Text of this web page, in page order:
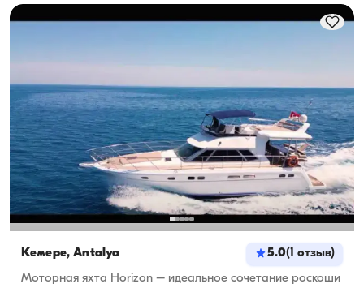
для проживания, а при дневной аренде —
ходовую вместимость.
Кемере, Antalya 5.0( отзыв)
Моторная яхта Horizon – идеальное сочетание роскоши